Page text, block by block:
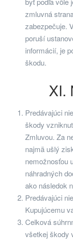
zmluvná
zabezpečuje.
poruší
informácií, je
škodu.
XI.
Predávajúci
škody
Zmluvou. Za
najmä ušlý
nemožnosťou
náhradných
ako následok
Predávajúci
Kupujúcemu
Celková
všetkej škody